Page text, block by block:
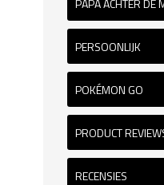
PAPA ACHTER DE
PERSOONLIJK
POKÉMON GO
PRODUCT
RECENSIES